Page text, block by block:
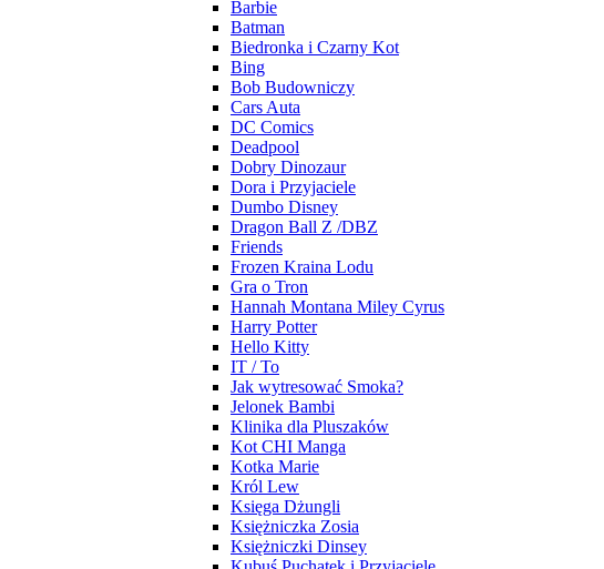
Barbie
Batman
Biedronka i Czarny Kot
Bing
Bob Budowniczy
Cars Auta
DC Comics
Deadpool
Dobry Dinozaur
Dora i Przyjaciele
Dumbo Disney
Dragon Ball Z /DBZ
Friends
Frozen Kraina Lodu
Gra o Tron
Hannah Montana Miley Cyrus
Harry Potter
Hello Kitty
IT / To
Jak wytresować Smoka?
Jelonek Bambi
Klinika dla Pluszaków
Kot CHI Manga
Kotka Marie
Król Lew
Księga Dżungli
Księżniczka Zosia
Księżniczki Dinsey